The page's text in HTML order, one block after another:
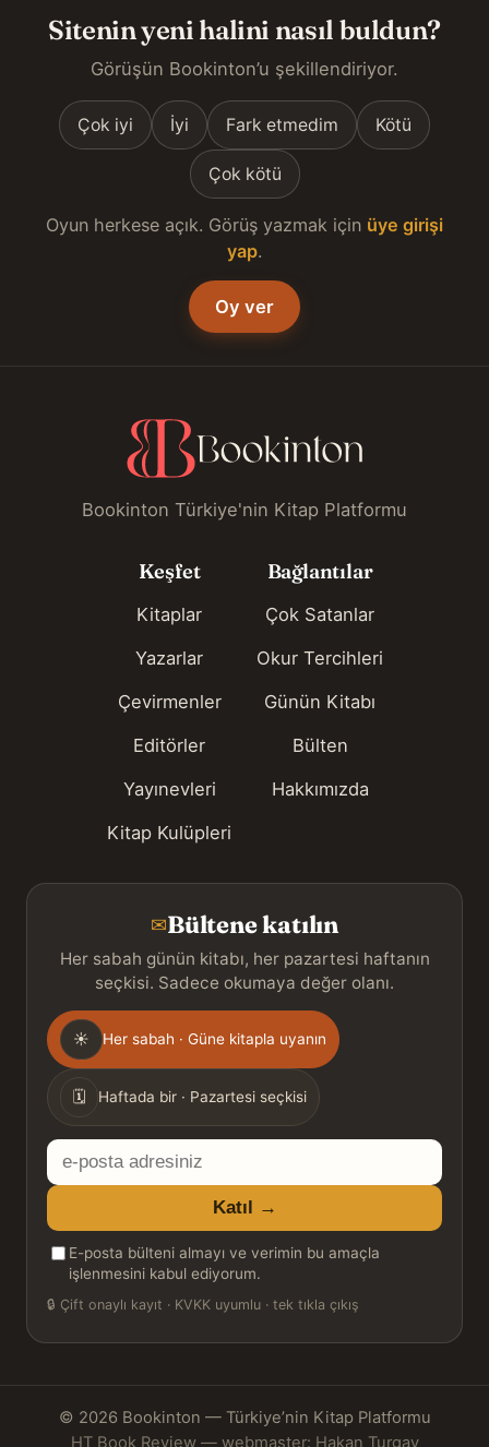
Sitenin yeni halini nasıl buldun?
Görüşün Bookinton’u şekillendiriyor.
Çok iyi İyi Fark etmedim Kötü
Çok kötü
Oyun herkese açık. Görüş yazmak için üye girişi
yap.
Oy ver
Bookinton Türkiye'nin Kitap Platformu
Keşfet
Kitaplar
Yazarlar
Çevirmenler
Editörler
Yayınevleri
Kitap Kulüpleri
Bağlantılar
Çok Satanlar
Okur Tercihleri
Günün Kitabı
Bülten
Hakkımızda
✉Bültene katılın
Her sabah günün kitabı, her pazartesi haftanın
seçkisi. Sadece okumaya değer olanı.
Gönderim
sıklığı
☀ Her sabah · Güne kitapla uyanın
🗓 Haftada bir · Pazartesi seçkisi
E-
posta
adresiniz
Katıl →
E-posta bülteni almayı ve verimin bu amaçla
işlenmesini kabul ediyorum.
🔒 Çift onaylı kayıt · KVKK uyumlu · tek tıkla çıkış
© 2026 Bookinton — Türkiye’nin Kitap Platformu
HT Book Review — webmaster: Hakan Turgay